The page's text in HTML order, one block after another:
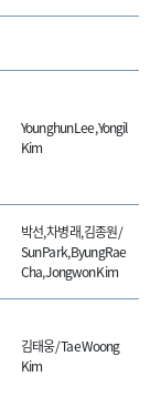
Younghun Lee, Yongil
Kim
박선, 차병래, 김종원 /
Sun Park, ByungRae
Cha, Jongwon Kim
김태웅 / Tae Woong
Kim